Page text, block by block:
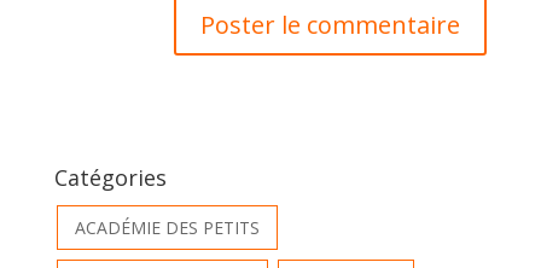
Catégories
ACADÉMIE DES PETITS